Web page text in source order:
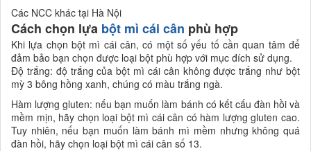
Các NCC khác tại Hà Nội
Cách chọn lựa bột mì cái cân phù hợp
Khi lựa chọn bột mì cái cân, có một số yếu tố cần quan tâm để
đảm bảo bạn chọn được loại bột phù hợp với mục đích sử dụng.
Độ trắng: độ trắng của bột mì cái cân không được trắng như bột
mỳ 3 bông hồng xanh, chúng có màu trắng ngà.
Hàm lượng gluten: nếu bạn muốn làm bánh có kết cấu đàn hồi và
mềm mịn, hãy chọn loại bột mì cái cân có hàm lượng gluten cao.
Tuy nhiên, nếu bạn muốn làm bánh mì mềm nhưng không quá
đàn hồi, hãy chọn loại bột mì cái cân số 13.